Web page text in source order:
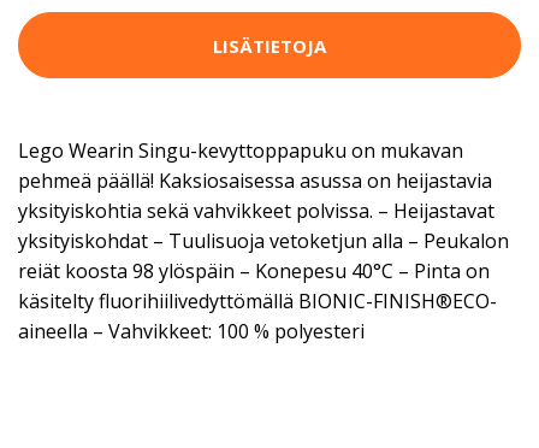
LISÄTIETOJA
Lego Wearin Singu-kevyttoppapuku on mukavan
pehmeä päällä! Kaksiosaisessa asussa on heijastavia
yksityiskohtia sekä vahvikkeet polvissa. – Heijastavat
yksityiskohdat – Tuulisuoja vetoketjun alla – Peukalon
reiät koosta 98 ylöspäin – Konepesu 40°C – Pinta on
käsitelty fluorihiilivedyttömällä BIONIC-FINISH®ECO-
aineella – Vahvikkeet: 100 % polyesteri